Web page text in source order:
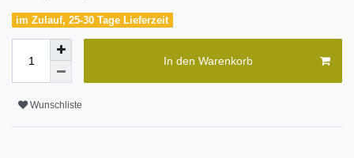
im Zulauf, 25-30 Tage Lieferzeit
In den Warenkorb
Wunschliste